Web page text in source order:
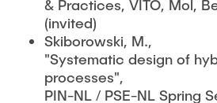
& Practices, VITO, Mol,
(invited)
Skiborowski, M.,
"Systematic design of
processes",
PIN-NL / PSE-NL Spring